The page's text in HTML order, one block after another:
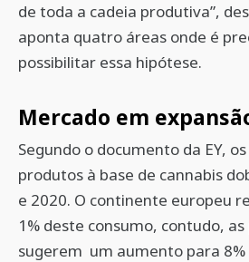
de toda a cadeia produtiva”,
aponta quatro áreas onde é
possibilitar essa hipótese.
Mercado em
Segundo o documento da EY,
produtos à base de cannabis
e 2020. O continente europeu
1% deste consumo, contudo,
sugerem um aumento para